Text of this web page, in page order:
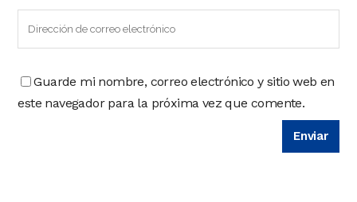
Guarde mi nombre, correo electrónico y sitio web en
este navegador para la próxima vez que comente.